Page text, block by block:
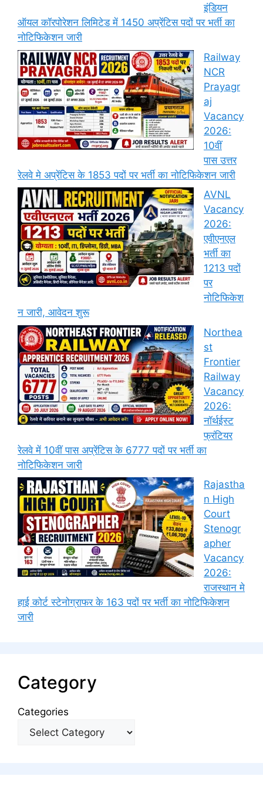
इंडियन
ऑयल कॉरपोरेशन लिमिटेड में 1450 अप्रेंटिस पदों पर भर्ती का
नोटिफिकेशन जारी
Railway
NCR
Prayagr
aj
Vacancy
2026:
10वीं
पास उत्तर
रेलवे मे अप्रेंटिस के 1853 पदों पर भर्ती का नोटिफिकेशन जारी
AVNL
Vacancy
2026:
एवीएनएल
भर्ती का
1213 पदों
पर
नोटिफिकेश
न जारी, आवेदन शुरू
Northea
st
Frontier
Railway
Vacancy
2026:
नॉर्थईस्ट
फ्रंटियर
रेलवे में 10वीं पास अप्रेंटिस के 6777 पदों पर भर्ती का
नोटिफिकेशन जारी
Rajastha
n High
Court
Stenogr
apher
Vacancy
2026:
राजस्थान मे
हाई कोर्ट स्टेनोग्राफर के 163 पदों पर भर्ती का नोटिफिकेशन
जारी
Category
Categories